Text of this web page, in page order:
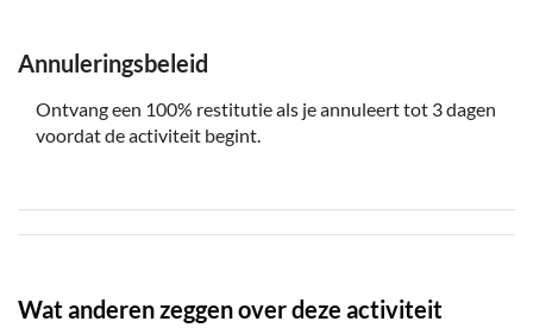
terugbetaling.
Annuleringsbeleid
Ontvang een 100% restitutie als je annuleert tot 3 dagen
voordat de activiteit begint.
Wat anderen zeggen over deze activiteit